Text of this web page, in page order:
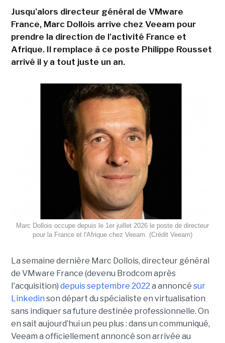
Jusqu'alors directeur général de VMware
France, Marc Dollois arrive chez Veeam pour
prendre la direction de l'activité France et
Afrique. Il remplace à ce poste Philippe Rousset
arrivé il y a tout juste un an.
Marc Dollois occupe depuis le 1er juillet 2026 le poste de directeur
pour la France et l'Afrique chez Veeam. (Crédit Veeam)
La semaine dernière Marc Dollois, directeur général
de VMware France (devenu Brodcom après
l'acquisition) depuis septembre 2022 a annoncé sur
Linkedin son départ du spécialiste en virtualisation
sans indiquer sa future destinée professionnelle. On
en sait aujourd’hui un peu plus : dans un communiqué,
Veeam a officiellement annoncé son arrivée au